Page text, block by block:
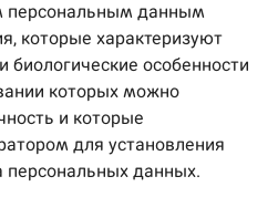
персональным данным
которые характеризуют
биологические особенности
которых можно
и которые
для установления
персональных данных.